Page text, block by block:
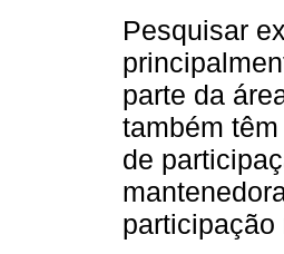
Pesquisar
parte da
também
de